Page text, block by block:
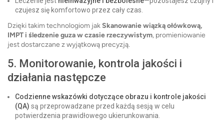
czujesz się komfortowo przez cały czas.
Dzięki takim technologiom jak Skanowanie wiązką ołówkową,
IMPT i śledzenie guza w czasie rzeczywistym, promieniowanie
jest dostarczane z wyjątkową precyzją.
5. Monitorowanie, kontrola jakości i
działania następcze
Codzienne wskazówki dotyczące obrazu i kontrole jakości
(QA) są przeprowadzane przed każdą sesją w celu
potwierdzenia prawidłowego ukierunkowania.